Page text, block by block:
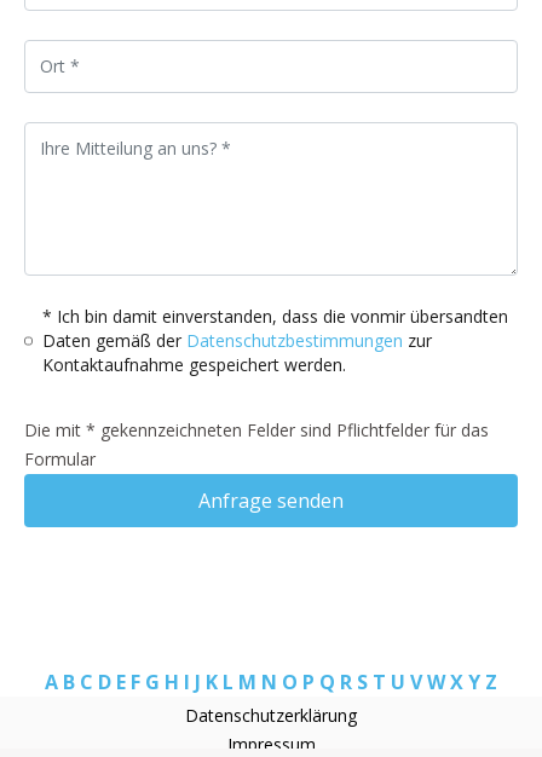
* Ich bin damit einverstanden, dass die vonmir übersandten
Daten gemäß der Datenschutzbestimmungen zur
Kontaktaufnahme gespeichert werden.
Die mit * gekennzeichneten Felder sind Pflichtfelder für das
Formular
Anfrage senden
A B C D E F G H I J K L M N O P Q R S T U VWXY Z
Datenschutzerklärung
Impressum